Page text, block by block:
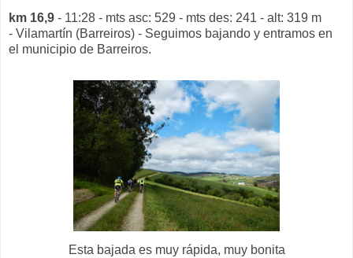
km 16,9 - 11:28 - mts asc: 529 - mts des: 241 - alt: 319 m
- Vilamartín (Barreiros) - Seguimos bajando y entramos en
el municipio de Barreiros.
Esta bajada es muy rápida, muy bonita